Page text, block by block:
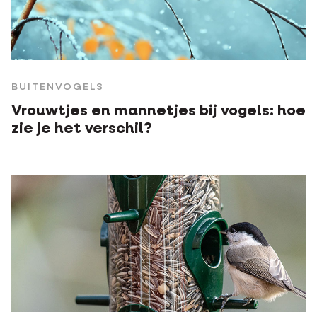
BUITENVOGELS
Vrouwtjes en mannetjes bij vogels: hoe
zie je het verschil?